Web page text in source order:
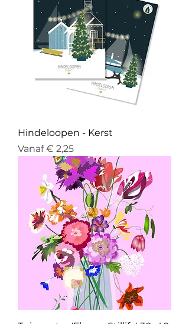
Hindeloopen - Kerst
Vanaf€ 2,25
Verkoopprijs